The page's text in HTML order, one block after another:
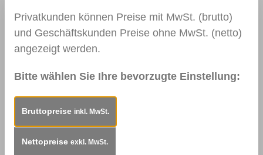
1233L
Schiefergrau
930L
Anthrazitgrau
7016)
Beschreibung
Einsatzbereich:Decklackstift
Erhältlich…
Privatkunden können Preise mit MwSt. (brutto)
und Geschäftskunden Preise ohne MwSt. (netto)
angezeigt werden.
Bitte wählen Sie Ihre bevorzugte Einstellung:
Bruttopreise inkl. MwSt.
Nettopreise exkl. MwSt.